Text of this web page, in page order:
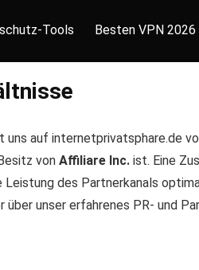
Tools Besten VPN 2026
auf internetprivatsphare.de
von Affiliare Inc. ist. Eine
Leistung des Partnerkanals
unser erfahrenes PR- und